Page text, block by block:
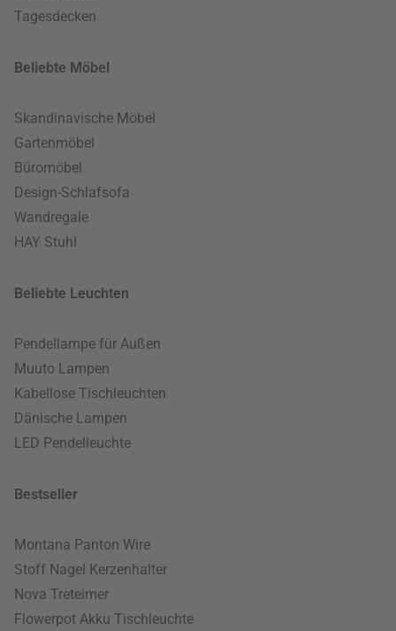
Tagesdecken
Beliebte Möbel
Skandinavische Möbel
Gartenmöbel
Büromöbel
Design-Schlafsofa
Wandregale
HAY Stuhl
Beliebte Leuchten
Pendellampe für Außen
Muuto Lampen
Kabellose Tischleuchten
Dänische Lampen
LED Pendelleuchte
Bestseller
Montana Panton Wire
Stoff Nagel Kerzenhalter
Nova Treteimer
Flowerpot Akku Tischleuchte